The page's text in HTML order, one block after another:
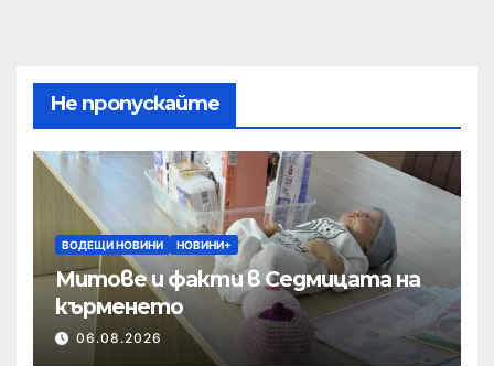
Не пропускайте
ВОДЕЩИ НОВИНИ НОВИНИ+
Митове и факти в Седмицата на
кърменето
06.08.2026